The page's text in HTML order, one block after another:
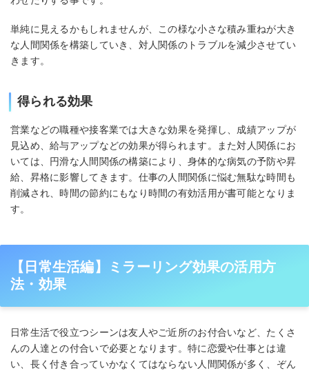
単純に見えるかもしれませんが、この様な小さな積み重ねが大き
な人間関係を構築していき、対人関係のトラブルを減少させてい
きます。
得られる効果
営業などの職種や接客業では大きな効果を発揮し、成績アップが
見込め、給与アップなどの効果が得られます。また対人関係にお
いては、円滑な人間関係の構築により、身体的な病気の予防や昇
給、昇格に影響してきます。仕事の人間関係に悩む無駄な時間も
削減され、時間の節約にもなり時間の有効活用が書可能となりま
す。
【日常生活編】ミラーリング効果の活用方
法・効果
日常生活で役立つシーンは友人やご近所のお付合いなど、たくさ
んの人達との付合いで必要となります。特に恋愛や仕事とは違
い、長く付き合っていかなくてはならない人間関係が多く、ぞん